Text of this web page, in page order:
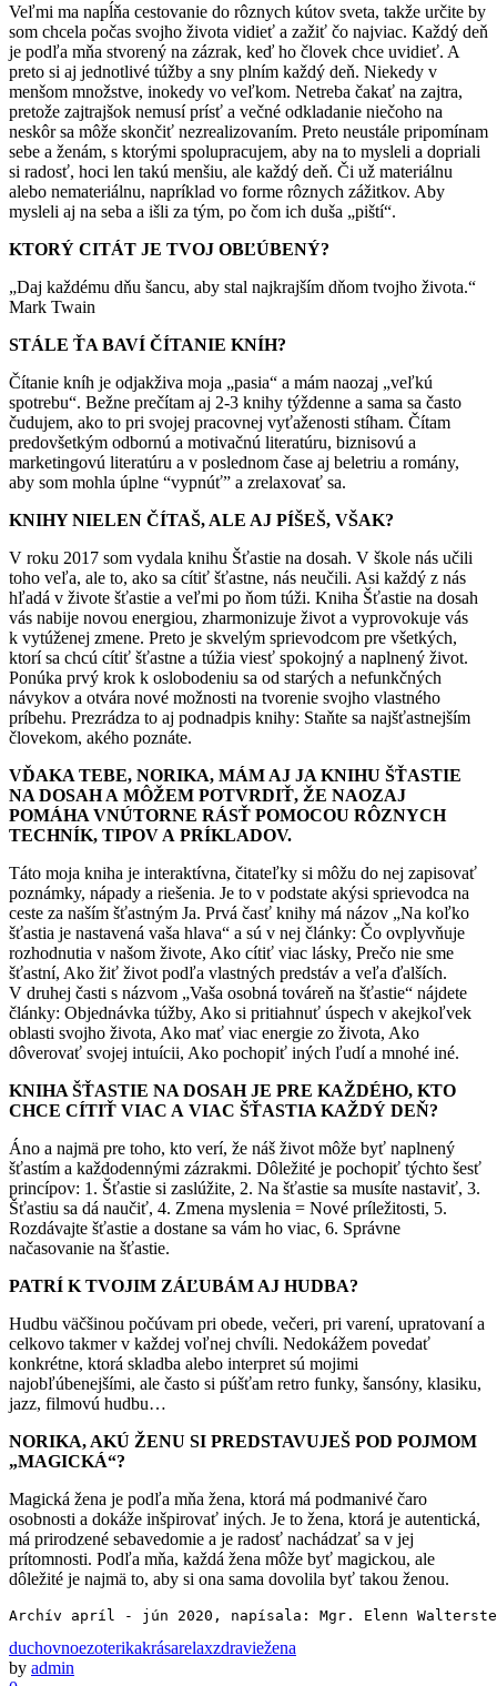
Veľmi ma napĺňa cestovanie do rôznych kútov sveta, takže určite by
som chcela počas svojho života vidieť a zažiť čo najviac. Každý deň
je podľa mňa stvorený na zázrak, keď ho človek chce uvidieť. A
preto si aj jednotlivé túžby a sny plním každý deň. Niekedy v
menšom množstve, inokedy vo veľkom. Netreba čakať na zajtra,
pretože zajtrajšok nemusí prísť a večné odkladanie niečoho na
neskôr sa môže skončiť nezrealizovaním. Preto neustále pripomínam
sebe a ženám, s ktorými spolupracujem, aby na to mysleli a dopriali
si radosť, hoci len takú menšiu, ale každý deň. Či už materiálnu
alebo nemateriálnu, napríklad vo forme rôznych zážitkov. Aby
mysleli aj na seba a išli za tým, po čom ich duša „piští“.
KTORÝ CITÁT JE TVOJ OBĽÚBENÝ?
„Daj každému dňu šancu, aby stal najkrajším dňom tvojho života.“
Mark Twain
STÁLE ŤA BAVÍ ČÍTANIE KNÍH?
Čítanie kníh je odjakživa moja „pasia“ a mám naozaj „veľkú
spotrebu“. Bežne prečítam aj 2-3 knihy týždenne a sama sa často
čudujem, ako to pri svojej pracovnej vyťaženosti stíham. Čítam
predovšetkým odbornú a motivačnú literatúru, biznisovú a
marketingovú literatúru a v poslednom čase aj beletriu a romány,
aby som mohla úplne “vypnúť” a zrelaxovať sa.
KNIHY NIELEN ČÍTAŠ, ALE AJ PÍŠEŠ, VŠAK?
V roku 2017 som vydala knihu Šťastie na dosah. V škole nás učili
toho veľa, ale to, ako sa cítiť šťastne, nás neučili. Asi každý z nás
hľadá v živote šťastie a veľmi po ňom túži. Kniha Šťastie na dosah
vás nabije novou energiou, zharmonizuje život a vyprovokuje vás
k vytúženej zmene. Preto je skvelým sprievodcom pre všetkých,
ktorí sa chcú cítiť šťastne a túžia viesť spokojný a naplnený život.
Ponúka prvý krok k oslobodeniu sa od starých a nefunkčných
návykov a otvára nové možnosti na tvorenie svojho vlastného
príbehu. Prezrádza to aj podnadpis knihy: Staňte sa najšťastnejším
človekom, akého poznáte.
VĎAKA TEBE, NORIKA, MÁM AJ JA KNIHU ŠŤASTIE
NA DOSAH A MÔŽEM POTVRDIŤ, ŽE NAOZAJ
POMÁHA VNÚTORNE RÁSŤ POMOCOU RÔZNYCH
TECHNÍK, TIPOV A PRÍKLADOV.
Táto moja kniha je interaktívna, čitateľky si môžu do nej zapisovať
poznámky, nápady a riešenia. Je to v podstate akýsi sprievodca na
ceste za naším šťastným Ja. Prvá časť knihy má názov „Na koľko
šťastia je nastavená vaša hlava“ a sú v nej články: Čo ovplyvňuje
rozhodnutia v našom živote, Ako cítiť viac lásky, Prečo nie sme
šťastní, Ako žiť život podľa vlastných predstáv a veľa ďalších.
V druhej časti s názvom „Vaša osobná továreň na šťastie“ nájdete
články: Objednávka túžby, Ako si pritiahnuť úspech v akejkoľvek
oblasti svojho života, Ako mať viac energie zo života, Ako
dôverovať svojej intuícii, Ako pochopiť iných ľudí a mnohé iné.
KNIHA ŠŤASTIE NA DOSAH JE PRE KAŽDÉHO, KTO
CHCE CÍTIŤ VIAC A VIAC ŠŤASTIA KAŽDÝ DEŇ?
Áno a najmä pre toho, kto verí, že náš život môže byť naplnený
šťastím a každodennými zázrakmi. Dôležité je pochopiť týchto šesť
princípov: 1. Šťastie si zaslúžite, 2. Na šťastie sa musíte nastaviť, 3.
Šťastiu sa dá naučiť, 4. Zmena myslenia = Nové príležitosti, 5.
Rozdávajte šťastie a dostane sa vám ho viac, 6. Správne
načasovanie na šťastie.
PATRÍ K TVOJIM ZÁĽUBÁM AJ HUDBA?
Hudbu väčšinou počúvam pri obede, večeri, pri varení, upratovaní a
celkovo takmer v každej voľnej chvíli. Nedokážem povedať
konkrétne, ktorá skladba alebo interpret sú mojimi
najobľúbenejšími, ale často si púšťam retro funky, šansóny, klasiku,
jazz, filmovú hudbu…
NORIKA, AKÚ ŽENU SI PREDSTAVUJEŠ POD POJMOM
„MAGICKÁ“?
Magická žena je podľa mňa žena, ktorá má podmanivé čaro
osobnosti a dokáže inšpirovať iných. Je to žena, ktorá je autentická,
má prirodzené sebavedomie a je radosť nachádzať sa v jej
prítomnosti. Podľa mňa, každá žena môže byť magickou, ale
dôležité je najmä to, aby si ona sama dovolila byť takou ženou.
Archív apríl - jún 2020, napísala: Mgr. Elenn
duchovnoezoterikakrásarelaxzdraviežena
by admin